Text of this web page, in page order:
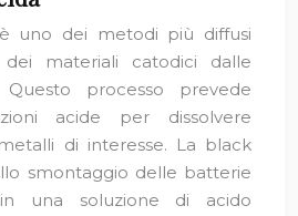
è uno dei metodi più diffusi
materiali catodici dalle
processo prevede
acide per dissolvere
di interesse. La black
smontaggio delle batterie
una soluzione di acido